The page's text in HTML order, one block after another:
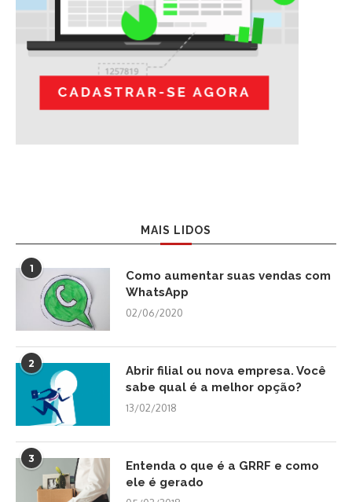
MAIS LIDOS
1
Como aumentar suas vendas com
WhatsApp
02/06/2020
2
Abrir filial ou nova empresa. Você
sabe qual é a melhor opção?
13/02/2018
3
Entenda o que é a GRRF e como
ele é gerado